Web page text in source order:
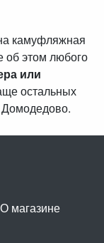
камуфляжная
об этом любого
или
остальных
О магазине